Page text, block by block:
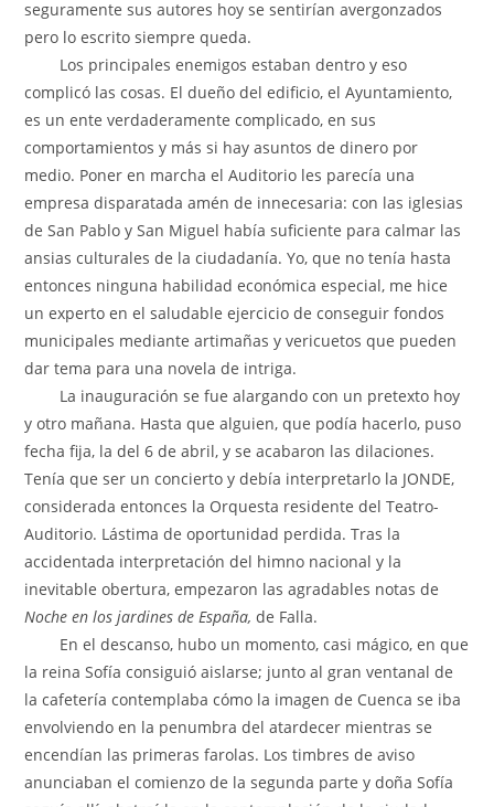
seguramente sus autores hoy se sentirían avergonzados
pero lo escrito siempre queda.
Los principales enemigos estaban dentro y eso
complicó las cosas. El dueño del edificio, el Ayuntamiento,
es un ente verdaderamente complicado, en sus
comportamientos y más si hay asuntos de dinero por
medio. Poner en marcha el Auditorio les parecía una
empresa disparatada amén de innecesaria: con las iglesias
de San Pablo y San Miguel había suficiente para calmar las
ansias culturales de la ciudadanía. Yo, que no tenía hasta
entonces ninguna habilidad económica especial, me hice
un experto en el saludable ejercicio de conseguir fondos
municipales mediante artimañas y vericuetos que pueden
dar tema para una novela de intriga.
La inauguración se fue alargando con un pretexto hoy
y otro mañana. Hasta que alguien, que podía hacerlo, puso
fecha fija, la del 6 de abril, y se acabaron las dilaciones.
Tenía que ser un concierto y debía interpretarlo la JONDE,
considerada entonces la Orquesta residente del Teatro-
Auditorio. Lástima de oportunidad perdida. Tras la
accidentada interpretación del himno nacional y la
inevitable obertura, empezaron las agradables notas de
Noche en los jardines de España,de Falla.
En el descanso, hubo un momento, casi mágico, en que
la reina Sofía consiguió aislarse; junto al gran ventanal de
la cafetería contemplaba cómo la imagen de Cuenca se iba
envolviendo en la penumbra del atardecer mientras se
encendían las primeras farolas. Los timbres de aviso
anunciaban el comienzo de la segunda parte y doña Sofía